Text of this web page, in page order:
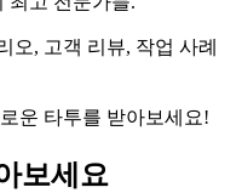
오, 고객 리뷰, 작업 사례
운 타투를 받아보세요!
보세요